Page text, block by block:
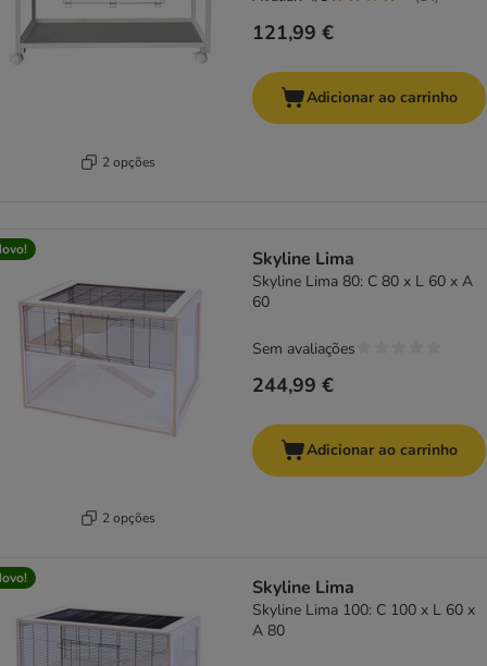
2 opções
121,99 €
Adicionar ao carrinho
2 opções
Skyline Lima
Skyline Lima 80: C 80 x L 60 x A
60
244,99 €
Sem avaliações
Adicionar ao carrinho
Skyline Lima
Skyline Lima 100: C 100 x L 60 x
A 80